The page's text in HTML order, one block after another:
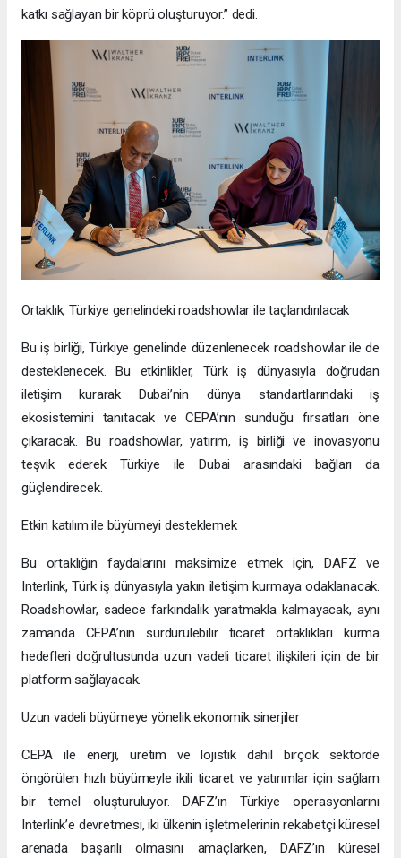
katkı sağlayan bir köprü oluşturuyor.” dedi.
Ortaklık, Türkiye genelindeki roadshowlar ile taçlandırılacak
Bu iş birliği, Türkiye genelinde düzenlenecek roadshowlar ile de
desteklenecek. Bu etkinlikler, Türk iş dünyasıyla doğrudan
iletişim kurarak Dubai’nin dünya standartlarındaki iş
ekosistemini tanıtacak ve CEPA’nın sunduğu fırsatları öne
çıkaracak. Bu roadshowlar, yatırım, iş birliği ve inovasyonu
teşvik ederek Türkiye ile Dubai arasındaki bağları da
güçlendirecek.
Etkin katılım ile büyümeyi desteklemek
Bu ortaklığın faydalarını maksimize etmek için, DAFZ ve
Interlink, Türk iş dünyasıyla yakın iletişim kurmaya odaklanacak.
Roadshowlar, sadece farkındalık yaratmakla kalmayacak, aynı
zamanda CEPA’nın sürdürülebilir ticaret ortaklıkları kurma
hedefleri doğrultusunda uzun vadeli ticaret ilişkileri için de bir
platform sağlayacak.
Uzun vadeli büyümeye yönelik ekonomik sinerjiler
CEPA ile enerji, üretim ve lojistik dahil birçok sektörde
öngörülen hızlı büyümeyle ikili ticaret ve yatırımlar için sağlam
bir temel oluşturuluyor. DAFZ’ın Türkiye operasyonlarını
Interlink’e devretmesi, iki ülkenin işletmelerinin rekabetçi küresel
arenada başarılı olmasını amaçlarken, DAFZ’ın küresel